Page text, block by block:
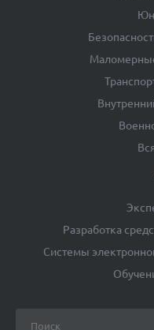
Разработка
Системы